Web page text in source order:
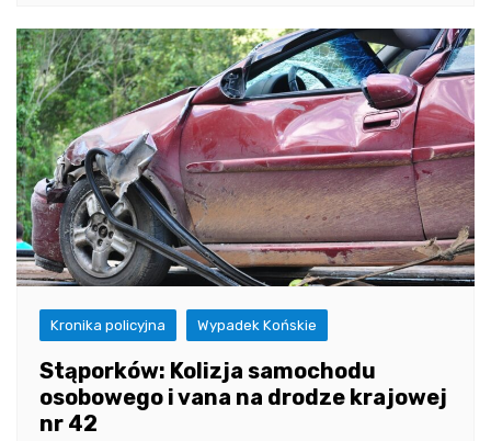
Kronika policyjna Wypadek Końskie
Stąporków: Kolizja samochodu
osobowego i vana na drodze krajowej
nr 42